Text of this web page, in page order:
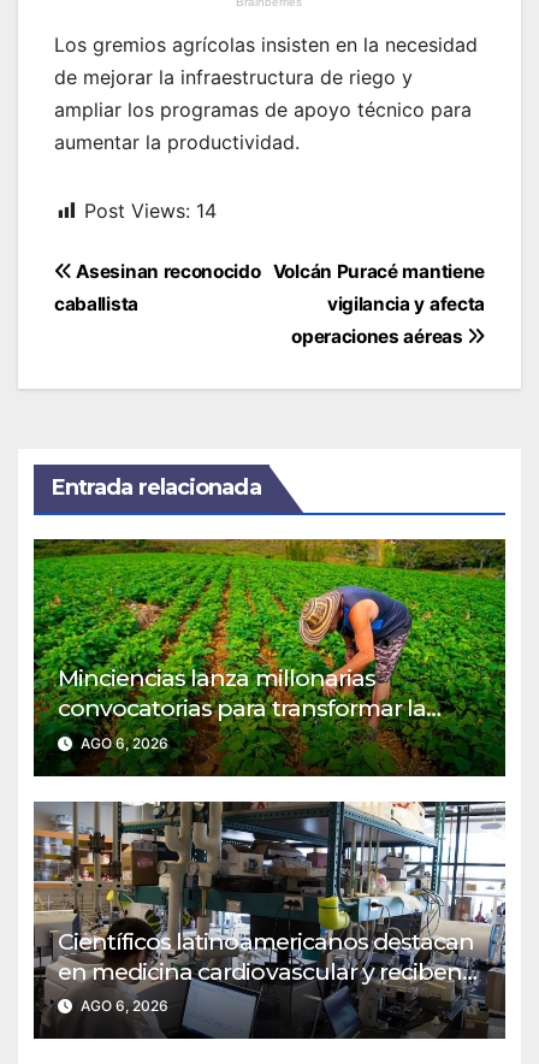
Los gremios agrícolas insisten en la necesidad
de mejorar la infraestructura de riego y
ampliar los programas de apoyo técnico para
aumentar la productividad.
Post Views: 14
Navegación
de
Volcán Puracé mantiene
vigilancia y afecta
operaciones aéreas
Asesinan reconocido
caballista
Entrada relacionada
Minciencias lanza millonarias
convocatorias para transformar la
agroindustria en regiones PDET
AGO 6, 2026
Científicos latinoamericanos destacan
en medicina cardiovascular y reciben
reconocimiento del MIT
AGO 6, 2026